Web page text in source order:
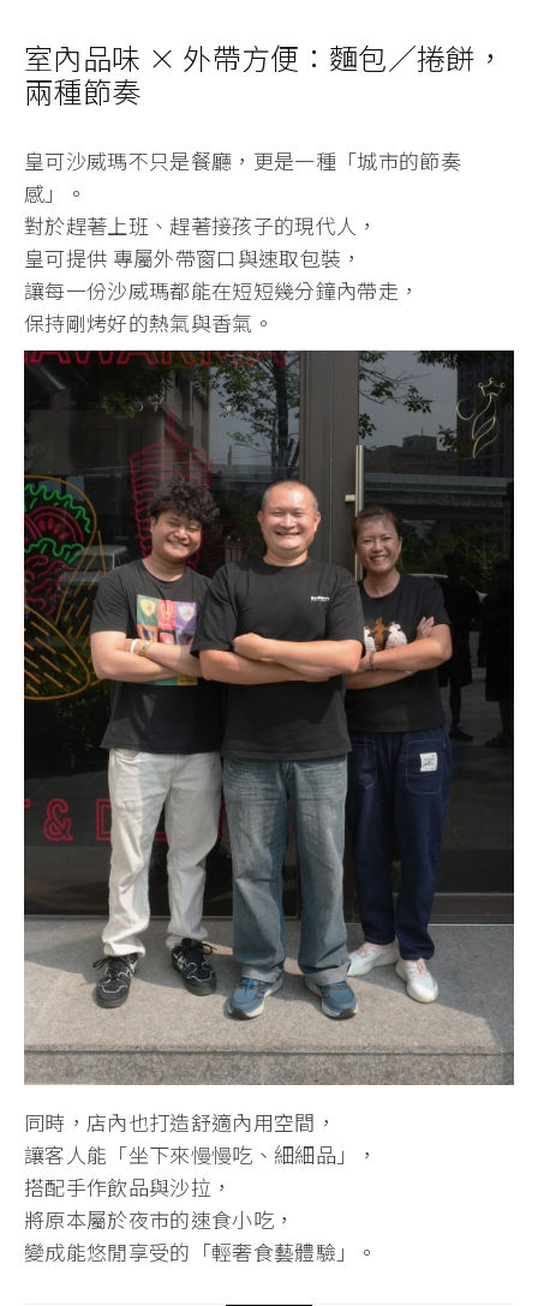
室內品味 × 外帶方便：麵包／捲餅，
兩種節奏
皇可沙威瑪不只是餐廳，更是一種「城市的節奏
感」。
對於趕著上班、趕著接孩子的現代人，
皇可提供 專屬外帶窗口與速取包裝，
讓每一份沙威瑪都能在短短幾分鐘內帶走，
保持剛烤好的熱氣與香氣。
同時，店內也打造舒適內用空間，
讓客人能「坐下來慢慢吃、細細品」，
搭配手作飲品與沙拉，
將原本屬於夜市的速食小吃，
變成能悠閒享受的「輕奢食藝體驗」。